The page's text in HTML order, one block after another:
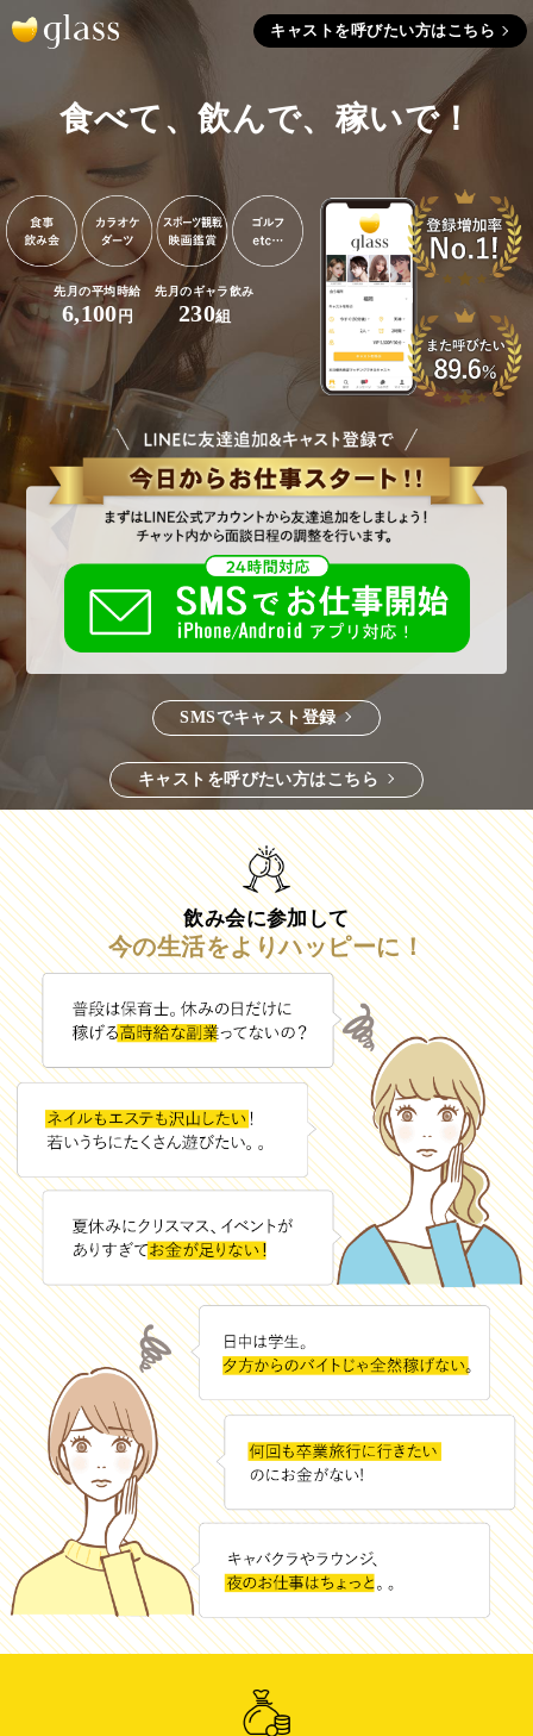
キャストを呼びたい方はこちら
食べて、飲んで、稼いで！
先月の平均時給
6,100円
先月のギャラ飲み
230組
SMSでキャスト登録
キャストを呼びたい方はこちら
飲み会に参加して
今の生活をよりハッピーに！